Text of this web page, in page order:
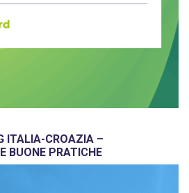
ITALIA-CROAZIA –
BUONE PRATICHE